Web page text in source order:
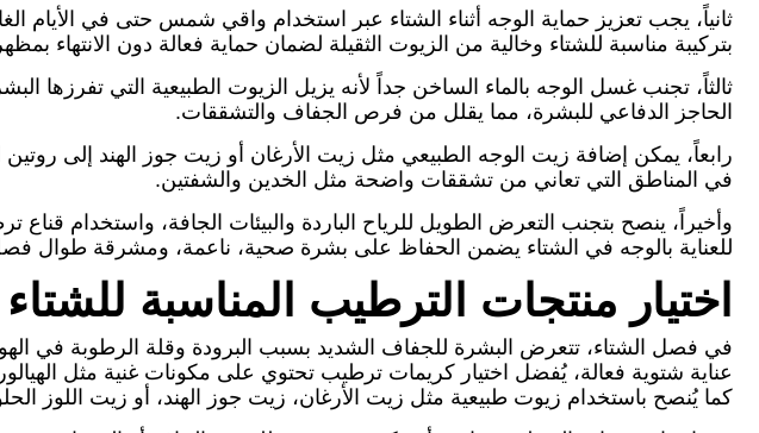
ثانياً، يجب تعزيز حماية الوجه أثناء الشتاء عبر استخدام واقي شمس حتى في
بتركيبة مناسبة للشتاء وخالية من الزيوت الثقيلة لضمان حماية فعالة دون الانتهاء
ثالثاً، تجنب غسل الوجه بالماء الساخن جداً لأنه يزيل الزيوت الطبيعية التي
الحاجز الدفاعي للبشرة، مما يقلل من فرص الجفاف والتشققات.
رابعاً، يمكن إضافة زيت الوجه الطبيعي مثل زيت الأرغان أو زيت جوز الهند إلى
في المناطق التي تعاني من تشققات واضحة مثل الخدين والشفتين.
وأخيراً، ينصح بتجنب التعرض الطويل للرياح الباردة والبيئات الجافة، واستخدام قناع
للعناية بالوجه في الشتاء يضمن الحفاظ على بشرة صحية، ناعمة، ومشرقة طوال
اختيار منتجات الترطيب المناسبة للشتاء
في فصل الشتاء، تتعرض البشرة للجفاف الشديد بسبب البرودة وقلة الرطوبة في
عناية شتوية فعالة، يُفضل اختيار كريمات ترطيب تحتوي على مكونات غنية مثل
كما يُنصح باستخدام زيوت طبيعية مثل زيت الأرغان، زيت جوز الهند، أو زيت اللوز